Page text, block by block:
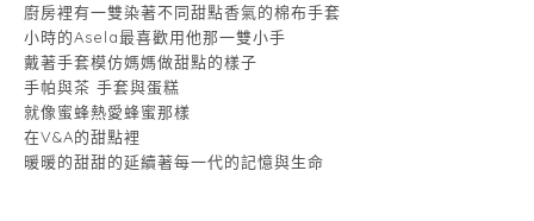
廚房裡有一雙染著不同甜點香氣的棉布手套
小時的Asela最喜歡用他那一雙小手
戴著手套模仿媽媽做甜點的樣子
手帕與茶 手套與蛋糕
就像蜜蜂熱愛蜂蜜那樣
在V&A的甜點裡
暖暖的甜甜的延續著每一代的記憶與生命